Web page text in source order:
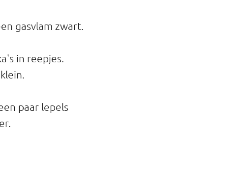
gasvlam zwart.
in reepjes.
paar lepels